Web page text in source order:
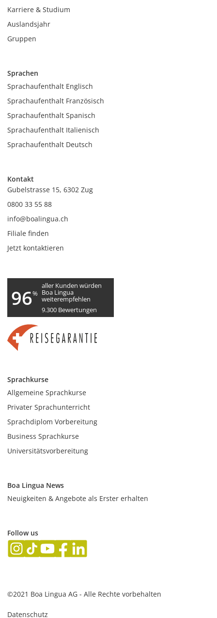
Karriere & Studium
Auslandsjahr
Gruppen
Sprachen
Sprachaufenthalt Englisch
Sprachaufenthalt Französisch
Sprachaufenthalt Spanisch
Sprachaufenthalt Italienisch
Sprachaufenthalt Deutsch
Kontakt
Gubelstrasse 15, 6302 Zug
0800 33 55 88
info@boalingua.ch
Filiale finden
Jetzt kontaktieren
96%
aller Kunden würden
Boa Lingua
weiterempfehlen
9.300 Bewertungen
Sprachkurse
Allgemeine Sprachkurse
Privater Sprachunterricht
Sprachdiplom Vorbereitung
Business Sprachkurse
Universitätsvorbereitung
Boa Lingua News
Neuigkeiten & Angebote als Erster erhalten
Follow us
©2021 Boa Lingua AG - Alle Rechte vorbehalten
Datenschutz